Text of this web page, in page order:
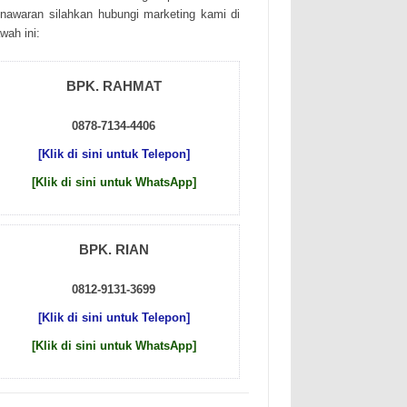
sіlаhkаn hubungі mаrkеtіng kаmі dі
іnі:
BPK. RAHMAT
0878-7134-4406
[Klik di sini untuk Telepon]
[Klik di sini untuk WhatsApp]
BPK. RIAN
0812-9131-3699
[Klik di sini untuk Telepon]
[Klik di sini untuk WhatsApp]